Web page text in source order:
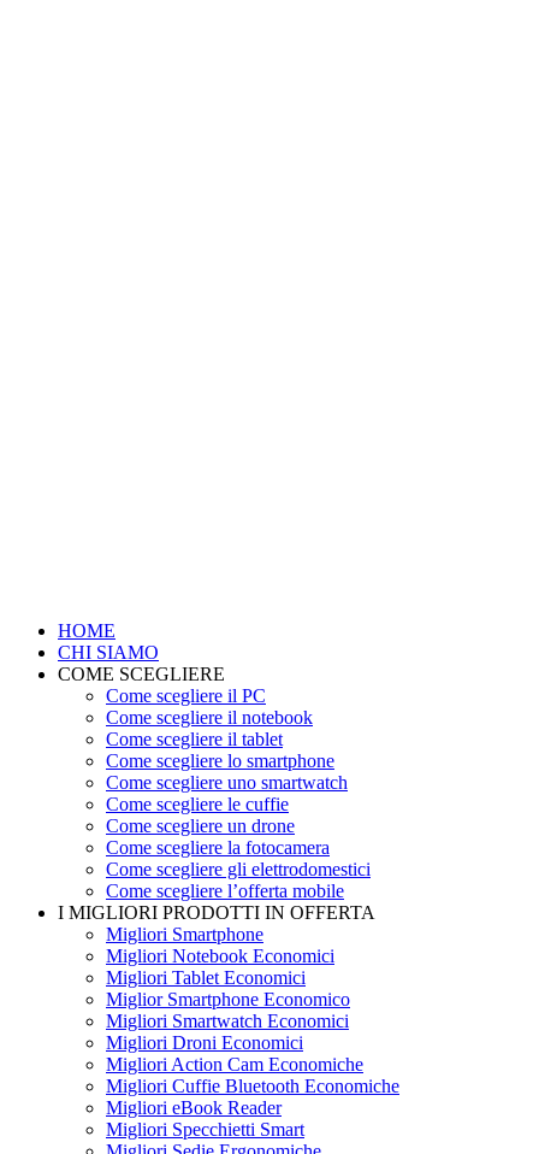
HOME
CHI SIAMO
COME SCEGLIERE
Come scegliere il PC
Come scegliere il notebook
Come scegliere il tablet
Come scegliere lo smartphone
Come scegliere uno smartwatch
Come scegliere le cuffie
Come scegliere un drone
Come scegliere la fotocamera
Come scegliere gli elettrodomestici
Come scegliere l’offerta mobile
I MIGLIORI PRODOTTI IN OFFERTA
Migliori Smartphone
Migliori Notebook Economici
Migliori Tablet Economici
Miglior Smartphone Economico
Migliori Smartwatch Economici
Migliori Droni Economici
Migliori Action Cam Economiche
Migliori Cuffie Bluetooth Economiche
Migliori eBook Reader
Migliori Specchietti Smart